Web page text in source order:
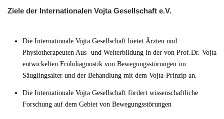
Ziele der Internationalen Vojta Gesellschaft e.V.
Die Internationale Vojta Gesellschaft bietet Ärzten und
Physiotherapeuten Aus- und Weiterbildung in der von Prof.Dr. Vojta
entwickelten Frühdiagnostik von Bewegungsstörungen im
Säuglingsalter und der Behandlung mit dem Vojta-Prinzip an.
Die Internationale Vojta Gesellschaft fördert wissenschaftliche
Forschung auf dem Gebiet von Bewegungsstörungen